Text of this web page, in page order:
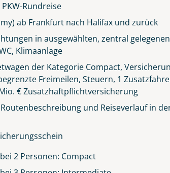
Rundreise
ab Frankfurt nach Halifax und zurück
in ausgewählten, zentral
Klimaanlage
der Kategorie Compact,
Freimeilen, Steuern, 1
€ Zusatzhaftpflichtversicherung
und Reiseverlauf in
2 Personen: Compact